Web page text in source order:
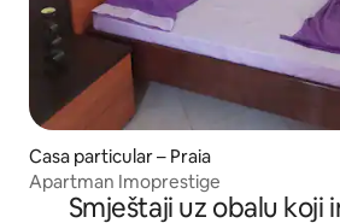
Casa particular – Praia
Apartman Imoprestige
Smještaji uz obalu koji